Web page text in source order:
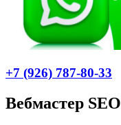
+7 (926) 787-80-33
Вебмастер SEO